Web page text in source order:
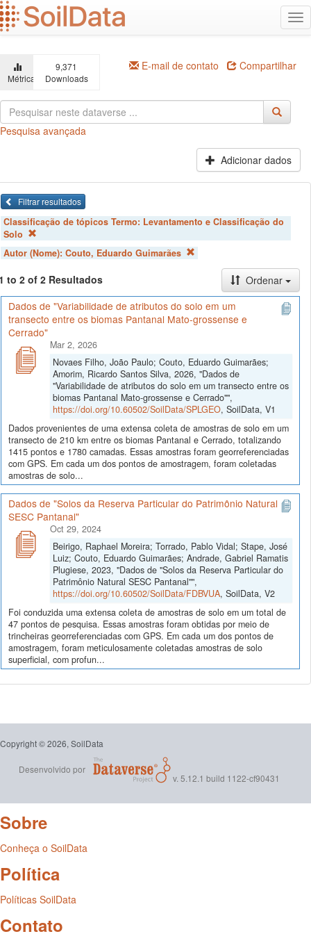
Ir
para
o
principal
Métricas
9,371
Downloads
E-mail de contato Compartilhar
Pesquisa avançada
Adicionar dados
Filtrar resultados
Classificação de tópicos Termo: Levantamento e Classificação do
Solo
Autor (Nome): Couto, Eduardo Guimarães
to 2 of 2 Resultados
Ordenar
Dados de "Variabilidade de atributos do solo em um
transecto entre os biomas Pantanal Mato-grossense e
Cerrado"
Mar 2, 2026
Novaes Filho, João Paulo; Couto, Eduardo Guimarães;
Amorim, Ricardo Santos Silva, 2026, "Dados de
"Variabilidade de atributos do solo em um transecto entre os
biomas Pantanal Mato-grossense e Cerrado"",
https://doi.org/10.60502/SoilData/SPLGEO, SoilData, V1
Dados provenientes de uma extensa coleta de amostras de solo em um
transecto de 210 km entre os biomas Pantanal e Cerrado, totalizando
1415 pontos e 1780 camadas. Essas amostras foram georreferenciadas
com GPS. Em cada um dos pontos de amostragem, foram coletadas
amostras de solo...
Dados de "Solos da Reserva Particular do Patrimônio Natural
SESC Pantanal"
Oct 29, 2024
Beirigo, Raphael Moreira; Torrado, Pablo Vidal; Stape, José
Luiz; Couto, Eduardo Guimarães; Andrade, Gabriel Ramatis
Plugiese, 2023, "Dados de "Solos da Reserva Particular do
Patrimônio Natural SESC Pantanal"",
https://doi.org/10.60502/SoilData/FDBVUA, SoilData, V2
Foi conduzida uma extensa coleta de amostras de solo em um total de
47 pontos de pesquisa. Essas amostras foram obtidas por meio de
trincheiras georreferenciadas com GPS. Em cada um dos pontos de
amostragem, foram meticulosamente coletadas amostras de solo
superficial, com profun...
Copyright © 2026, SoilData
Desenvolvido por
v. 5.12.1 build 1122-cf90431
Sobre
Conheça o SoilData
Política
Políticas SoilData
Contato